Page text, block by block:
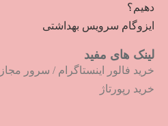
دهیم؟
ایزوگام سرویس بهداشتی
لینک های مفید
خرید فالور اینستاگرام / سرور
خرید رپورتاژ